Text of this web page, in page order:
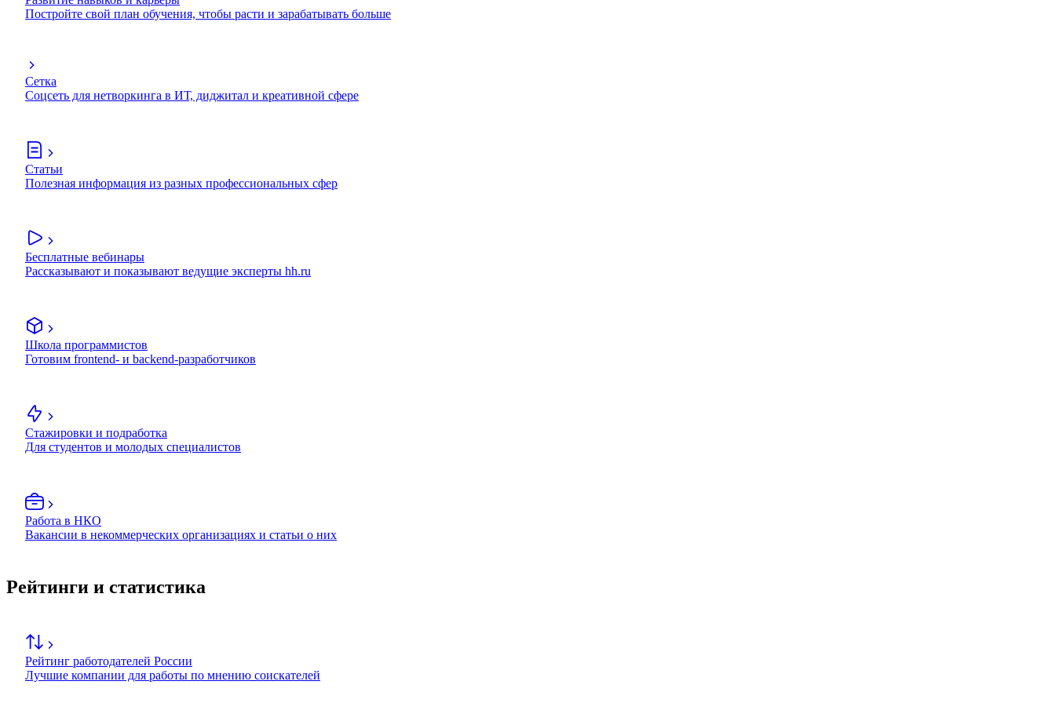
Постройте свой план обучения, чтобы расти и зарабатывать больше
Сетка
Соцсеть для нетворкинга в ИТ, диджитал и креативной сфере
Статьи
Полезная информация из разных профессиональных сфер
Бесплатные вебинары
Рассказывают и показывают ведущие эксперты hh.ru
Школа программистов
Готовим frontend- и backend-разработчиков
Стажировки и подработка
Для студентов и молодых специалистов
Работа в НКО
Вакансии в некоммерческих организациях и статьи о них
Рейтинги и статистика
Рейтинг работодателей России
Лучшие компании для работы по мнению соискателей